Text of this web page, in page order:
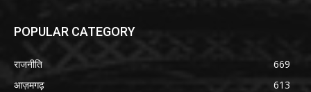
POPULAR CATEGORY
राजनीति
669
आज़मगढ़
613